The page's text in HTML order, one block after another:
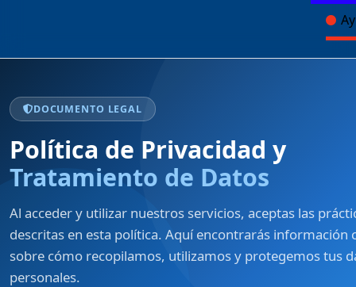
DOCUMENTO LEGAL
Política de Privacidad y
Tratamiento de Datos
Al acceder y utilizar nuestros servicios, aceptas las
descritas en esta política. Aquí encontrarás información
sobre cómo recopilamos, utilizamos y protegemos tus
personales.